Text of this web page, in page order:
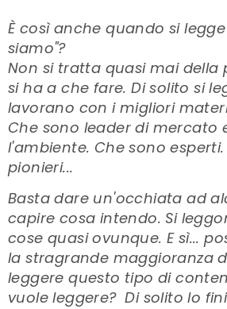
È così anche quando si
siamo"?
Non si tratta quasi mai della
si ha a che fare. Di solito si
lavorano con i migliori
Che sono leader di mercato
l'ambiente. Che sono
pionieri...
Basta dare un'occhiata ad
capire cosa intendo. Si
cose quasi ovunque. E sì...
la stragrande maggioranza
leggere questo tipo di
vuole leggere? Di solito lo